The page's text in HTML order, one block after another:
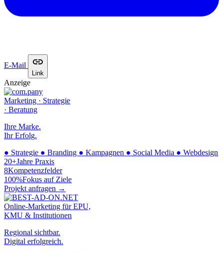
E-Mail
Link
Anzeige
Marketing · Strategie
· Beratung
Ihre Marke.
Ihr Erfolg.
● Strategie ● Branding ● Kampagnen ● Social Media ● Webdesign
20+Jahre Praxis
8Kompetenzfelder
100%Fokus auf Ziele
Projekt anfragen →
Online-Marketing für EPU,
KMU & Institutionen
Regional sichtbar.
Digital erfolgreich.